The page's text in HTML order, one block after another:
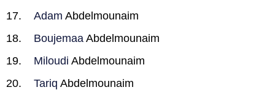
Adam Abdelmounaim
Boujemaa Abdelmounaim
Miloudi Abdelmounaim
Tariq Abdelmounaim